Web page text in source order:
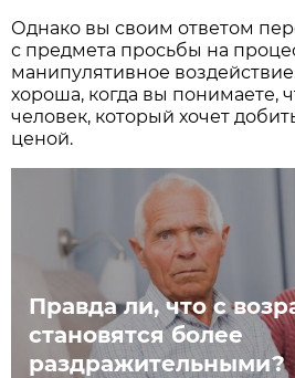
Однако вы своим ответом
с предмета просьбы на
манипулятивное воздействие.
хороша, когда вы понимаете,
человек, который хочет
ценой.
Правда ли, что с
становятся более
раздражительными?